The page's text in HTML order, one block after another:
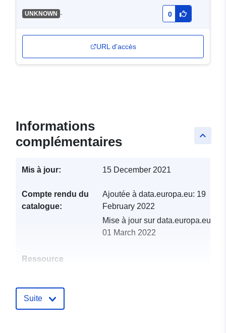
UNKNOWN - 0
URL d'accès
keyboard_arrow_up
Informations
complémentaires
Mis à jour: 15 December 2021
Compte rendu du
catalogue:
Ajoutée à data.europa.eu: 19
February 2022
Mise à jour sur data.europa.eu:
01 March 2022
Ressource
Identificateurs:
Suite